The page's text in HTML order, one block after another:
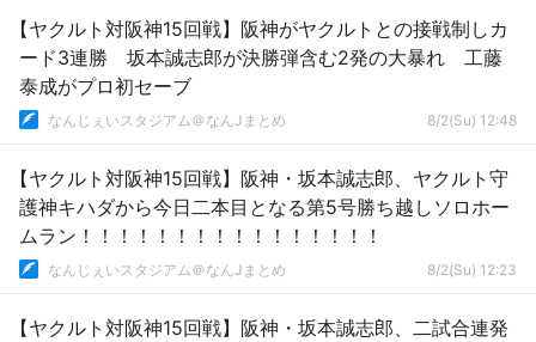
【ヤクルト対阪神15回戦】阪神がヤクルトとの接戦制しカ
ード3連勝 坂本誠志郎が決勝弾含む2発の大暴れ 工藤
泰成がプロ初セーブ
なんじぇいスタジアム＠なんJまとめ 8/2(Su) 12:48
【ヤクルト対阪神15回戦】阪神・坂本誠志郎、ヤクルト守
護神キハダから今日二本目となる第5号勝ち越しソロホー
ムラン！！！！！！！！！！！！！！！！
なんじぇいスタジアム＠なんJまとめ 8/2(Su) 12:23
【ヤクルト対阪神15回戦】阪神・坂本誠志郎、二試合連発